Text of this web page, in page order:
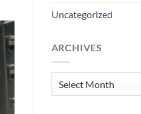
Uncategorized
ARCHIVES